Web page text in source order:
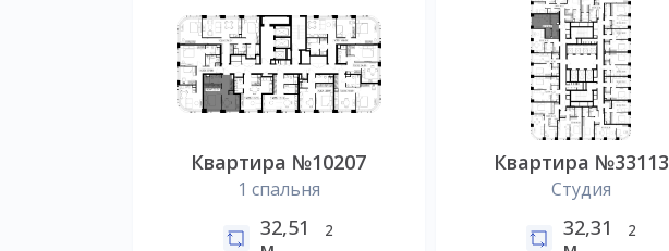
Квартира №10207
1 спальня
32,51
2
Квартира №33113
Студия
32,31
2